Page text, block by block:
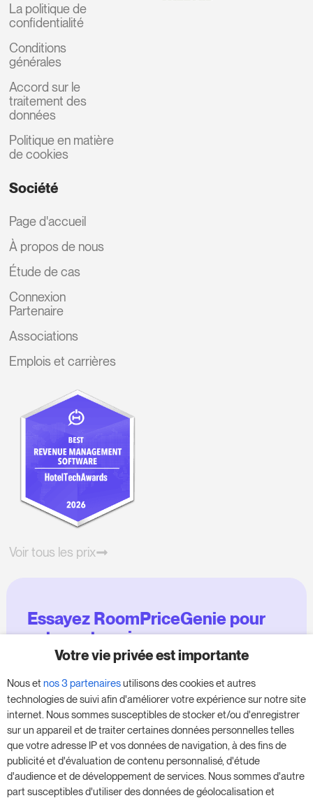
La politique de
confidentialité
Conditions
générales
Accord sur le
traitement des
données
Politique en matière
de cookies
Société
Page d'accueil
À propos de nous
Étude de cas
Connexion
Partenaire
Associations
Emplois et carrières
Voir tous les prix
Essayez RoomPriceGenie pour
votre entreprise
donnez un coup de fouet à votre entreprise,
sans aucune obligation.
Réservez une réunion pour commencer votre
essai gratuit de 14 jours.
Votre vie privée est importante
Nous et nos 3 partenairesutilisons des cookies et autres
technologies de suivi afin d'améliorer votre expérience sur notre site
internet. Nous sommes susceptibles de stocker et/ou d'enregistrer
sur un appareil et de traiter certaines données personnelles telles
que votre adresse IP et vos données de navigation, à des fins de
publicité et d'évaluation de contenu personnalisé, d'étude
d'audience et de développement de services. Nous sommes d'autre
part susceptibles d'utiliser des données de géolocalisation et